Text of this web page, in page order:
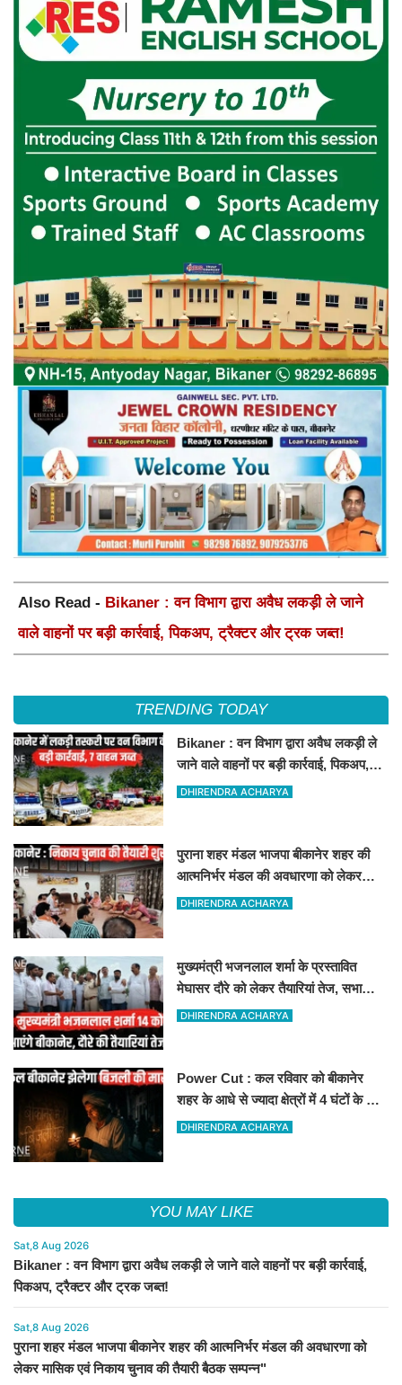
Also Read - Bikaner : वन विभाग द्वारा अवैध लकड़ी ले जाने
वाले वाहनों पर बड़ी कार्रवाई, पिकअप, ट्रैक्टर और ट्रक जब्त!
TRENDING TODAY
Bikaner : वन विभाग द्वारा अवैध लकड़ी ले
जाने वाले वाहनों पर बड़ी कार्रवाई, पिकअप,
ट्रैक्टर और ट्रक जब्त!
DHIRENDRA ACHARYA
पुराना शहर मंडल भाजपा बीकानेर शहर की
आत्मनिर्भर मंडल की अवधारणा को लेकर
मासिक एवं निकाय चुनाव की तैयारी बैठक
DHIRENDRA ACHARYA
मुख्यमंत्री भजनलाल शर्मा के प्रस्तावित
मेघासर दौरे को लेकर तैयारियां तेज, सभा
स्थल का लिया जायजा
DHIRENDRA ACHARYA
Power Cut : कल रविवार को बीकानेर
शहर के आधे से ज्यादा क्षेत्रों में 4 घंटों के लिए
बिजली रहेगी गुल
DHIRENDRA ACHARYA
YOU MAY LIKE
Sat,8 Aug 2026
Bikaner : वन विभाग द्वारा अवैध लकड़ी ले जाने वाले वाहनों पर बड़ी कार्रवाई,
पिकअप, ट्रैक्टर और ट्रक जब्त!
Sat,8 Aug 2026
पुराना शहर मंडल भाजपा बीकानेर शहर की आत्मनिर्भर मंडल की अवधारणा को
लेकर मासिक एवं निकाय चुनाव की तैयारी बैठक सम्पन्न"